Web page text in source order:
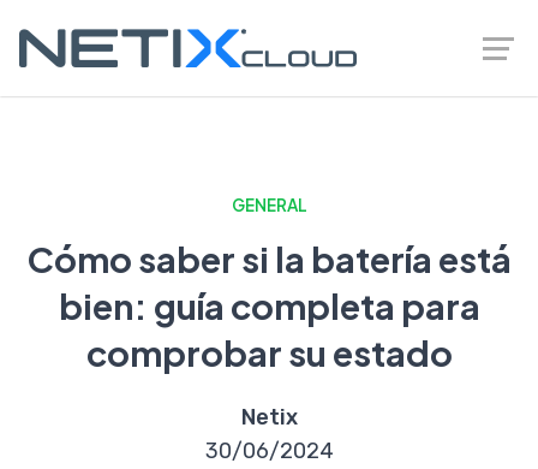
GENERAL
Cómo saber si la batería está
bien: guía completa para
comprobar su estado
Netix
30/06/2024